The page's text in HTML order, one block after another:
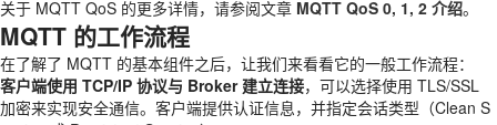
关于 MQTT QoS 的更多详情，请参阅文章 MQTT QoS 0, 1, 2 介绍。
MQTT 的工作流程
在了解了 MQTT 的基本组件之后，让我们来看看它的一般工作流程：
客户端使用 TCP/IP 协议与 Broker 建立连接，可以选择使用 TLS/SSL
加密来实现安全通信。客户端提供认证信息，并指定会话类型（Clean S